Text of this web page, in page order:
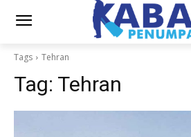
Tags Tehran
Tag: Tehran